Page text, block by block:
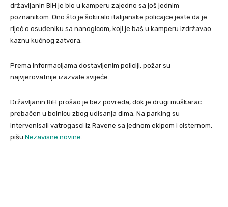
državljanin BiH je bio u kamperu zajedno sa još jednim
poznanikom. Ono što je šokiralo italijanske policajce jeste da je
riječ o osuđeniku sa nanogicom, koji je baš u kamperu izdržavao
kaznu kućnog zatvora.
Prema informacijama dostavljenim policiji, požar su
najvjerovatnije izazvale svijeće.
Državljanin BiH prošao je bez povreda, dok je drugi muškarac
prebačen u bolnicu zbog udisanja dima. Na parking su
intervenisali vatrogasci iz Ravene sa jednom ekipom i cisternom,
pišu Nezavisne novine.